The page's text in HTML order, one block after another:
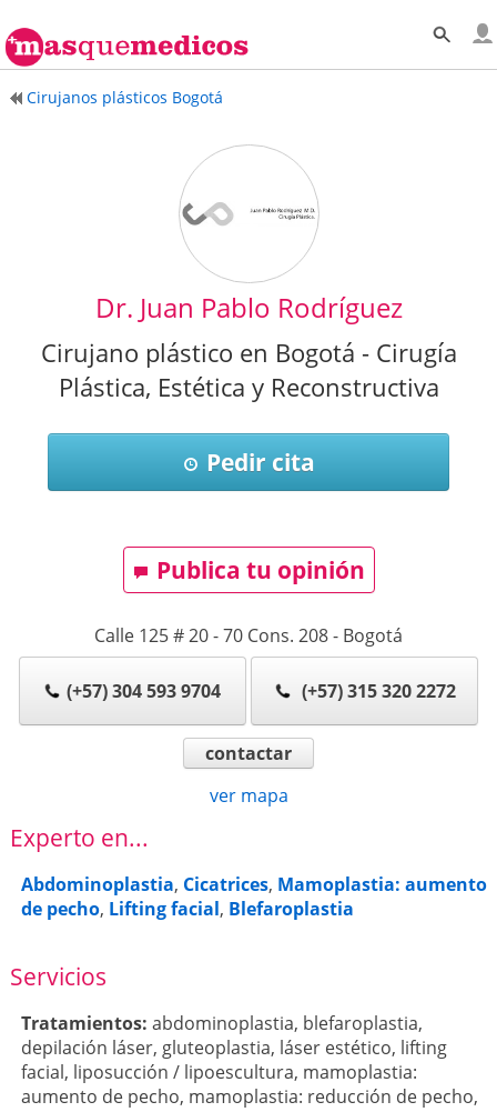
Cirujanos plásticos Bogotá
Dr. Juan Pablo Rodríguez
Cirujano plástico en Bogotá - Cirugía
Plástica, Estética y Reconstructiva
Pedir cita
Publica tu opinión
Calle 125 # 20 - 70 Cons. 208- Bogotá
(+57) 304 593 9704 (+57) 315 320 2272
contactar
ver mapa
Experto en...
Abdominoplastia, Cicatrices, Mamoplastia: aumento
de pecho, Lifting facial, Blefaroplastia
Servicios
Tratamientos: abdominoplastia, blefaroplastia,
depilación láser, gluteoplastia, láser estético, lifting
facial, liposucción / lipoescultura, mamoplastia:
aumento de pecho, mamoplastia: reducción de pecho,